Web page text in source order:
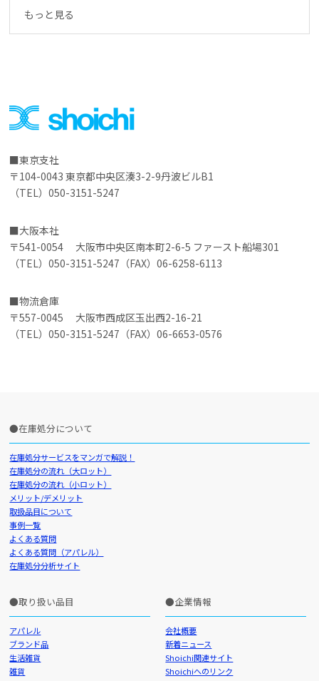
もっと見る
東京支社
〒104-0043 東京都中央区湊3-2-9丹波ビルB1
（TEL）050-3151-5247
大阪本社
〒541-0054 大阪市中央区南本町2-6-5 ファースト船場301
（TEL）050-3151-5247（FAX）06-6258-6113
物流倉庫
〒557-0045 大阪市西成区玉出西2-16-21
（TEL）050-3151-5247（FAX）06-6653-0576
在庫処分について
在庫処分サービスをマンガで解説！
在庫処分の流れ（大ロット）
在庫処分の流れ（小ロット）
メリット/デメリット
取扱品目について
事例一覧
よくある質問
よくある質問（アパレル）
在庫処分分析サイト
取り扱い品目
アパレル
ブランド品
生活雑貨
雑貨
企業情報
会社概要
新着ニュース
Shoichi関連サイト
Shoichiへのリンク